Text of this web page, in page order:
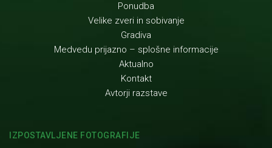
Ponudba
Velike zveri in sobivanje
Gradiva
Medvedu prijazno – splošne informacije
Aktualno
Kontakt
Avtorji razstave
IZPOSTAVLJENE FOTOGRAFIJE